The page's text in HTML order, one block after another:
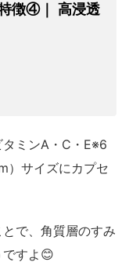
徴④｜ 高浸透
ミンA・C・E※6
）サイズにカプセ
で、角質層のすみ
すよ😊